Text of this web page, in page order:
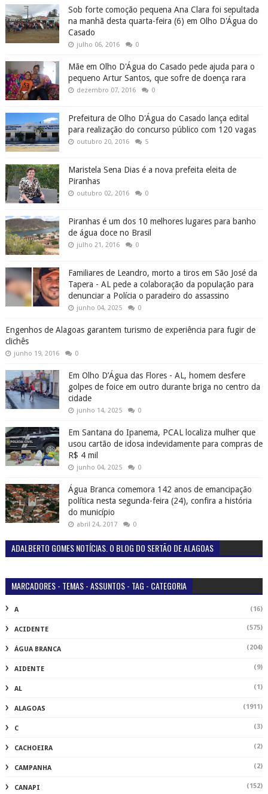
Sob forte comoção pequena Ana Clara foi sepultada
na manhã desta quarta-feira (6) em Olho D'Água do
Casado
julho 06, 2016 0
Mãe em Olho D'Água do Casado pede ajuda para o
pequeno Artur Santos, que sofre de doença rara
dezembro 07, 2016 0
Prefeitura de Olho D'Água do Casado lança edital
para realização do concurso público com 120 vagas
outubro 20, 2016 5
Maristela Sena Dias é a nova prefeita eleita de
Piranhas
outubro 02, 2016 0
Piranhas é um dos 10 melhores lugares para banho
de água doce no Brasil
julho 21, 2016 0
Familiares de Leandro, morto a tiros em São José da
Tapera - AL pede a colaboração da população para
denunciar a Polícia o paradeiro do assassino
junho 04, 2025 0
Engenhos de Alagoas garantem turismo de experiência para fugir de
clichês
junho 19, 2016 0
Em Olho D’Água das Flores - AL, homem desfere
golpes de foice em outro durante briga no centro da
cidade
junho 14, 2025 0
Em Santana do Ipanema, PCAL localiza mulher que
usou cartão de idosa indevidamente para compras de
R$ 4 mil
junho 04, 2025 0
Água Branca comemora 142 anos de emancipação
política nesta segunda-feira (24), confira a história
do município
abril 24, 2017 0
ADALBERTO GOMES NOTÍCIAS. O BLOG DO SERTÃO DE ALAGOAS
MARCADORES - TEMAS - ASSUNTOS - TAG - CATEGORIA
A (16)
ACIDENTE (575)
ÁGUA BRANCA (204)
AIDENTE (9)
AL (1)
ALAGOAS (1911)
C (3)
CACHOEIRA (2)
CAMPANHA (2)
CANAPI (152)